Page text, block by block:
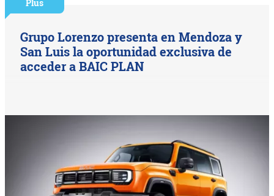
Plus
Grupo Lorenzo presenta en Mendoza y
San Luis la oportunidad exclusiva de
acceder a BAIC PLAN